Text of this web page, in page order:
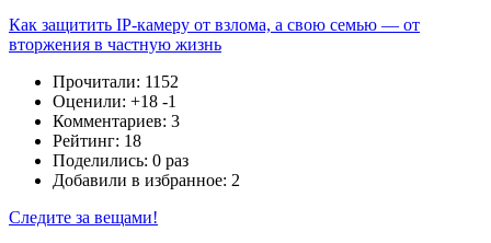
Как защитить IP-камеру от взлома, а свою семью — от
вторжения в частную жизнь
Прочитали: 1152
Оценили: +18 -1
Комментариев: 3
Рейтинг: 18
Поделились: 0 раз
Добавили в избранное: 2
Следите за вещами!